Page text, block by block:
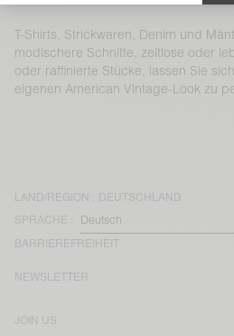
T-Shirts, Strickwaren, Denim und
modischere Schnitte, zeitlose oder
oder raffinierte Stücke, lassen Sie
eigenen American Vintage-Look zu
LAND/REGION : DEUTSCHLAND
SPRACHE :
BARRIEREFREIHEIT
JOIN US
NEWSLETTER